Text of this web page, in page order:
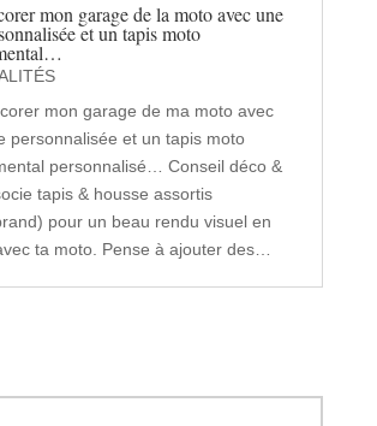
mon garage de la moto avec une
et un tapis moto
mon garage de ma moto avec
personnalisée et un tapis moto
personnalisé… Conseil déco &
tapis & housse assortis
pour un beau rendu visuel en
ta moto. Pense à ajouter des…